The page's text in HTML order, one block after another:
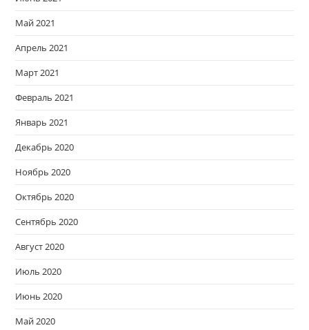
Май 2021
Апрель 2021
Март 2021
Февраль 2021
Январь 2021
Декабрь 2020
Ноябрь 2020
Октябрь 2020
Сентябрь 2020
Август 2020
Июль 2020
Июнь 2020
Май 2020